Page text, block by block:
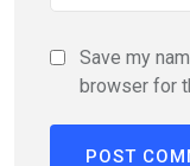
Save my
browser for